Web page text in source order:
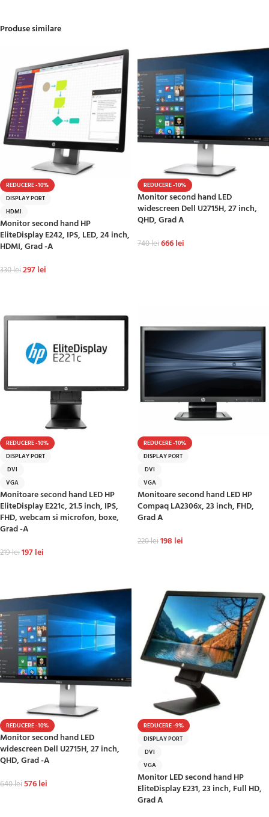
Produse similare
REDUCERE -10%
DISPLAY PORT
HDMI
Monitor second hand HP
EliteDisplay E242, IPS, LED, 24 inch,
HDMI, Grad -A
330lei297lei
REDUCERE -10%
Monitor second hand LED
widescreen Dell U2715H, 27 inch,
QHD, Grad A
740lei666lei
REDUCERE -10%
DISPLAY PORT
DVI
VGA
Monitoare second hand LED HP
EliteDisplay E221c, 21.5 inch, IPS,
FHD, webcam si microfon, boxe,
Grad -A
219lei197lei
REDUCERE -10%
DISPLAY PORT
DVI
VGA
Monitoare second hand LED HP
Compaq LA2306x, 23 inch, FHD,
Grad A
220lei198 lei
REDUCERE -10%
Monitor second hand LED
widescreen Dell U2715H, 27 inch,
QHD, Grad -A
640lei576lei
REDUCERE -9%
DISPLAY PORT
DVI
VGA
Monitor LED second hand HP
EliteDisplay E231, 23 inch, Full HD,
Grad A